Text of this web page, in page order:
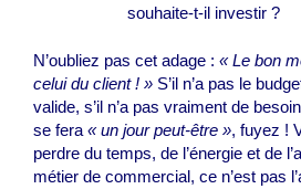
souhaite-t-il investir ?
N’oubliez pas cet adage : « Le bon
celui du client ! » S’il n’a pas le
valide, s’il n’a pas vraiment de
se fera« un jour peut-être », fuyez !
perdre du temps, de l’énergie et de
métier de commercial, ce n’est pas